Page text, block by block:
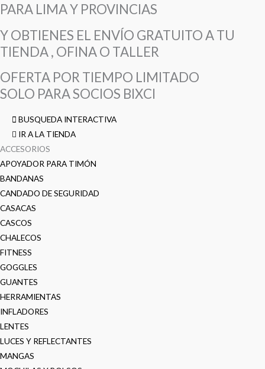
PARA LIMA Y PROVINCIAS
Y OBTIENES EL ENVÍO GRATUITO A TU
TIENDA , OFINA O TALLER
OFERTA POR TIEMPO LIMITADO
SOLO PARA SOCIOS BIXCI
BUSQUEDA INTERACTIVA
IR A LA TIENDA
ACCESORIOS
APOYADOR PARA TIMÓN
BANDANAS
CANDADO DE SEGURIDAD
CASACAS
CASCOS
CHALECOS
FITNESS
GOGGLES
GUANTES
HERRAMIENTAS
INFLADORES
LENTES
LUCES Y REFLECTANTES
MANGAS